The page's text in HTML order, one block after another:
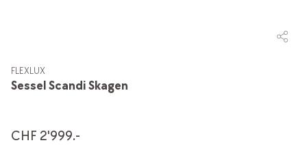
Sessel Scandi Skagen
FLEXLUX
CHF 2'999.-